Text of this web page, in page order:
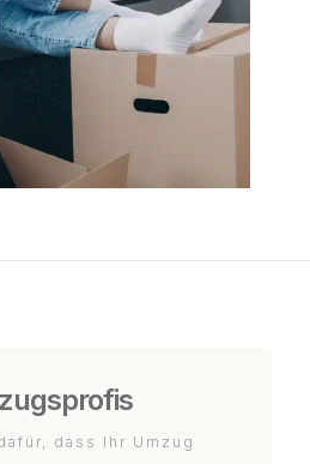
dass Ihr Umzug